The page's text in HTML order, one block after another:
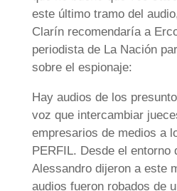
este último tramo del
Clarín recomendaría a
periodista de La Nación
sobre el espionaje:
Hay audios de los
voz que intercambiar
empresarios de medios a
PERFIL. Desde el entorno
Alessandro dijeron a este
audios fueron robados de